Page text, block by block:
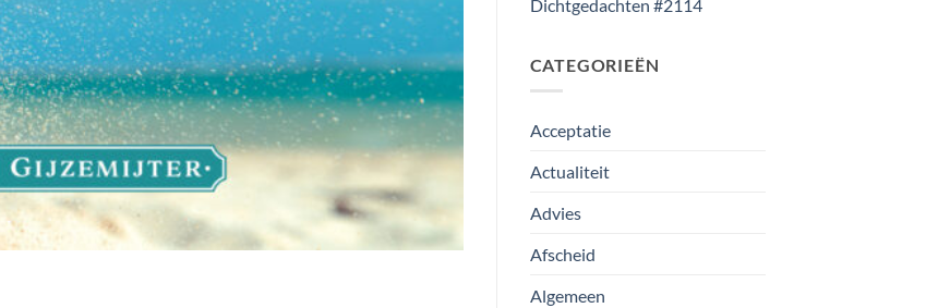
Dichtgedachten #2114
CATEGORIEËN
Acceptatie
Actualiteit
Advies
Afscheid
Algemeen